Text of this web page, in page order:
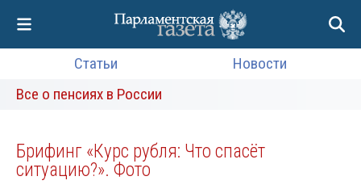
Статьи
Новости
Все о пенсиях в России
Брифинг «Курс рубля: Что спасёт
ситуацию?». Фото